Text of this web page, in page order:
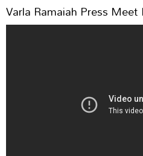
Varla Ramaiah Press Meet